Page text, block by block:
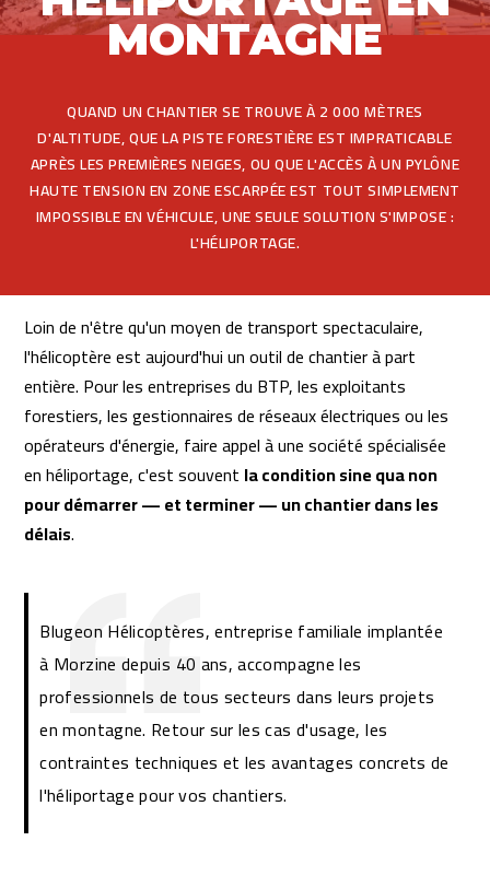
FR EN
MONTAGNE
QUAND UN CHANTIER SE TROUVE À 2 000 MÈTRES
D'ALTITUDE, QUE LA PISTE FORESTIÈRE EST IMPRATICABLE
APRÈS LES PREMIÈRES NEIGES, OU QUE L'ACCÈS À UN PYLÔNE
HAUTE TENSION EN ZONE ESCARPÉE EST TOUT SIMPLEMENT
IMPOSSIBLE EN VÉHICULE, UNE SEULE SOLUTION S'IMPOSE :
L'HÉLIPORTAGE.
Loin de n'être qu'un moyen de transport spectaculaire,
l'hélicoptère est aujourd'hui un outil de chantier à part
entière. Pour les entreprises du BTP, les exploitants
forestiers, les gestionnaires de réseaux électriques ou les
opérateurs d'énergie, faire appel à une société spécialisée
en héliportage, c'est souvent la condition sine qua non
pour démarrer — et terminer — un chantier dans les
délais.
Blugeon Hélicoptères, entreprise familiale implantée
à Morzine depuis 40 ans, accompagne les
professionnels de tous secteurs dans leurs projets
en montagne. Retour sur les cas d'usage, les
contraintes techniques et les avantages concrets de
l'héliportage pour vos chantiers.